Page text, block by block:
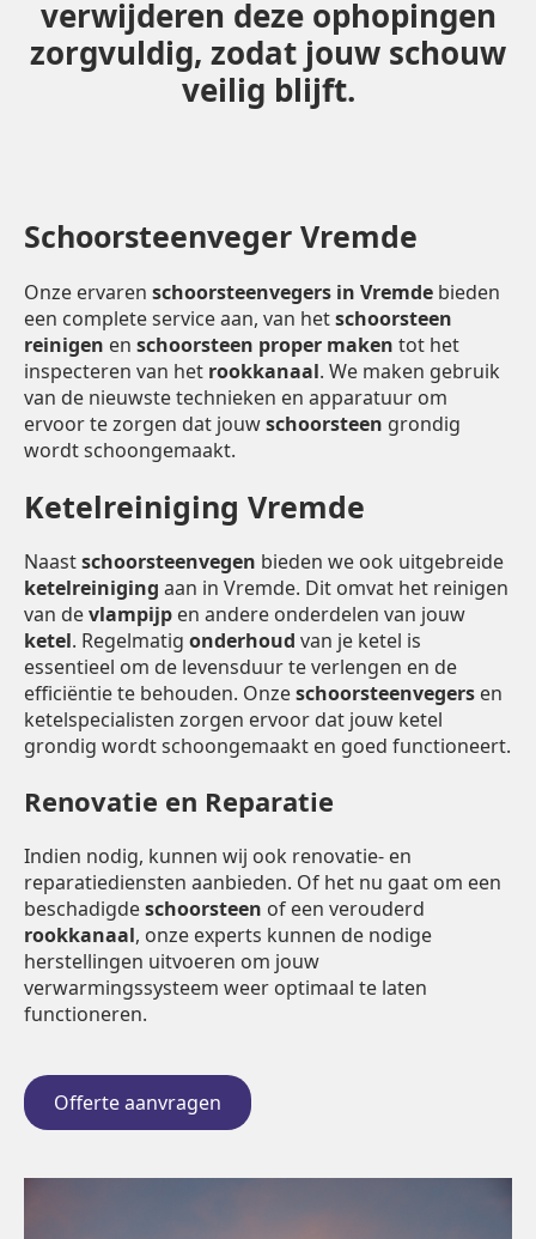
verwijderen deze ophopingen
zorgvuldig, zodat jouw schouw
veilig blijft.
Schoorsteenveger Vremde
Onze ervaren schoorsteenvegers in Vremde bieden
een complete service aan, van hetschoorsteen
reinigen en schoorsteen proper maken tot het
inspecteren van het rookkanaal. We maken gebruik
van de nieuwste technieken en apparatuur om
ervoor te zorgen dat jouwschoorsteen grondig
wordt schoongemaakt.
Ketelreiniging Vremde
Naastschoorsteenvegen bieden we ook uitgebreide
ketelreiniging aan in Vremde. Dit omvat het reinigen
van devlampijp en andere onderdelen van jouw
ketel. Regelmatig onderhoud van je ketel is
essentieel om de levensduur te verlengen en de
efficiëntie te behouden. Onzeschoorsteenvegers en
ketelspecialisten zorgen ervoor dat jouw ketel
grondig wordt schoongemaakt en goed functioneert.
Renovatie en Reparatie
Indien nodig, kunnen wij ook renovatie- en
reparatiediensten aanbieden. Of het nu gaat om een
beschadigdeschoorsteen of een verouderd
rookkanaal, onze experts kunnen de nodige
herstellingen uitvoeren om jouw
verwarmingssysteem weer optimaal te laten
functioneren.
Offerte aanvragen